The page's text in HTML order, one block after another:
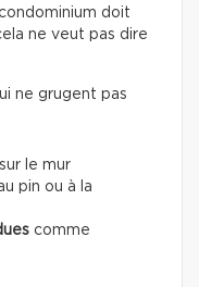
doit
ne veut pas dire
ne grugent pas
sur le mur
pin ou à la
comme